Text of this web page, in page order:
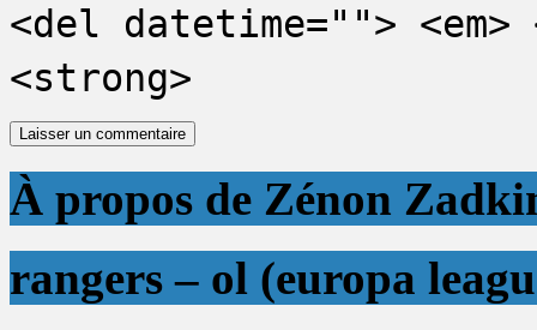
<del datetime="">
<strong>
À propos de Zénon
rangers – ol (europa